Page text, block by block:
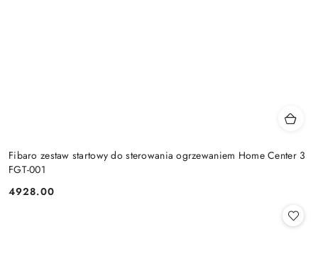
Fibaro zestaw startowy do sterowania ogrzewaniem Home Center 3
FGT-001
Cena:
4928.00